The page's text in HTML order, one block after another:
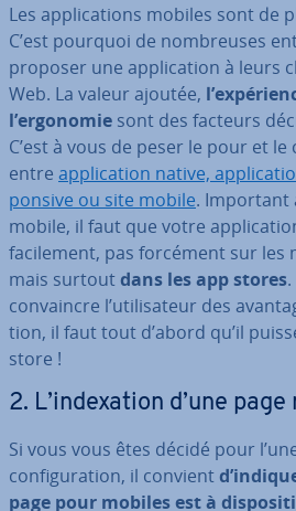
Les ap­pli­ca­tions mobiles sont de
C’est pourquoi de nom­breuses
proposer une ap­pli­ca­tion à leurs
Web. La valeur ajoutée,
l’ergonomie sont des facteurs
C’est à vous de peser le pour et
entre ap­pli­ca­tion native,
pon­sive ou site mobile. Important
mobile, il faut que votre
fa­ci­le­ment, pas forcément sur les
mais surtoutdans les app stores
con­vaincre l’uti­li­sa­teur des
tion, il faut tout d’abord qu’il
store !
2. L’in­dexa­tion d’une
Si vous vous êtes décidé pour
con­fi­gu­ra­tion, il convient
page pour mobiles est à